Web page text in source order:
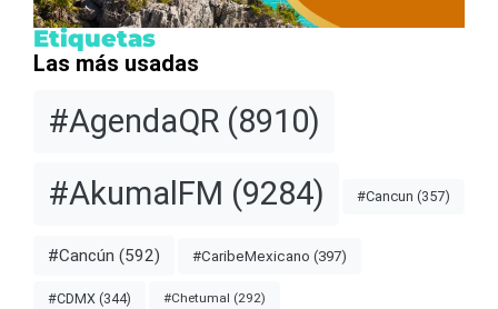
Etiquetas
Las más usadas
#AgendaQR (8910)
#AkumalFM (9284) #Cancun (357)
#Cancún (592) #CaribeMexicano (397)
#CDMX (344) #Chetumal (292)